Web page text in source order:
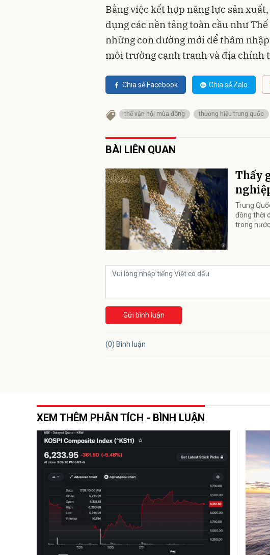
Bằng việc kết hợp năng lực sản
dụng các nền tảng toàn cầu như
những con đường mới để thâm
môi trường cạnh tranh và địa chính
Chia sẻ Facebook Chia sẻ Zalo
thế vận hội mùa đông thương hiệu trung quốc
BÀI LIÊN QUAN
Thấy
Trung
đồng thời
trong
Gửi bình luận
(0) Bình luận
XEM THÊM PHÂN TÍCH - BÌNH LUẬN